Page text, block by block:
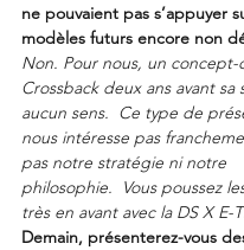
ne pouvaient pas s’appuyer
modèles futurs encore non
Non. Pour nous, un concept-
Crossback deux ans avant sa
aucun sens.  Ce type de
nous intéresse pas
pas notre stratégie ni notre
philosophie.  Vous poussez
très en avant avec la DS X E-
Demain, présenterez-vous